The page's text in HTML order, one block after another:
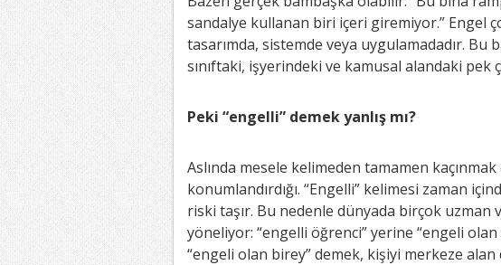
sandalye kullanan biri içeri giremiyor.” Engel
tasarımda, sistemde veya uygulamadadır. Bu
sınıftaki, işyerindeki ve kamusal alandaki pek
Peki “engelli” demek yanlış mı?
Aslında mesele kelimeden tamamen
konumlandırdığı. “Engelli” kelimesi zaman
riski taşır. Bu nedenle dünyada birçok uzman
yöneliyor: “engelli öğrenci” yerine “engeli
“engeli olan birey” demek, kişiyi merkeze alan